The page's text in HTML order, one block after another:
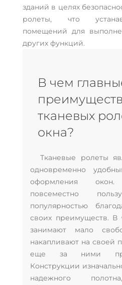
зданий в целях
ролеты, что
помещений для
других функций.
В чем
тканевых
окна?
Тканевые ролеты
одновременно
оформления
повсеместно
популярностью
своих преимуществ. В
занимают мало
накапливают на своей
еще за ними
Конструкции
надежного